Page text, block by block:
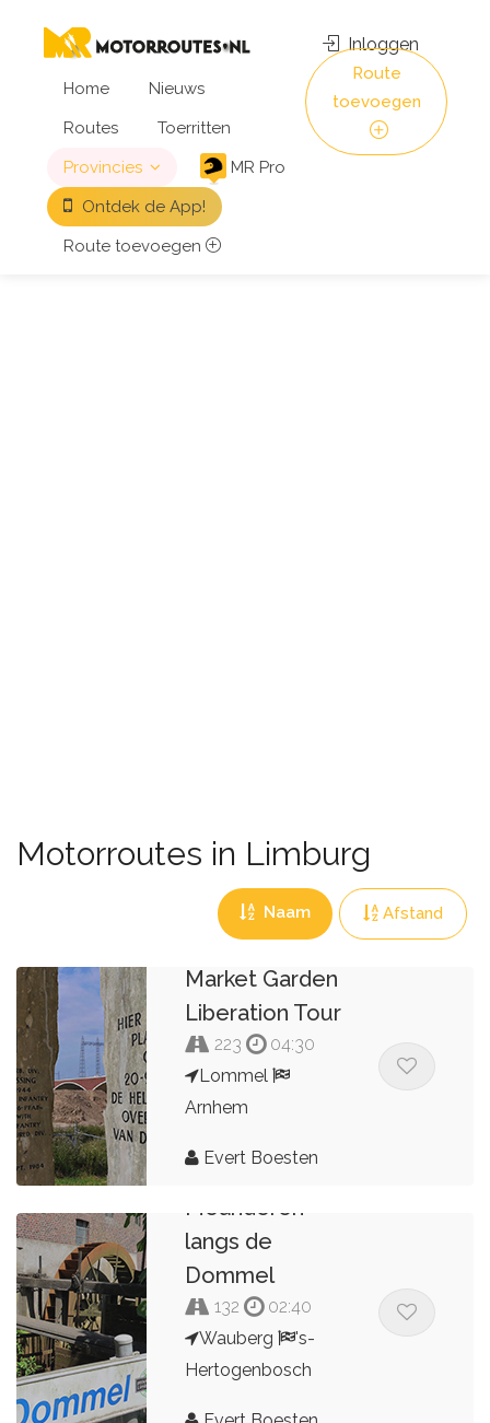
Home
Nieuws
Routes
Toerritten
Provincies
MR Pro
Ontdek de App!
Route toevoegen
Inloggen
Route
toevoegen
Motorroutes in Limburg
Naam Afstand
Market Garden
Liberation Tour
223
04:30
Lommel
Arnhem
Evert Boesten
Meanderen
langs de
Dommel
132
02:40
Wauberg
's-
Hertogenbosch